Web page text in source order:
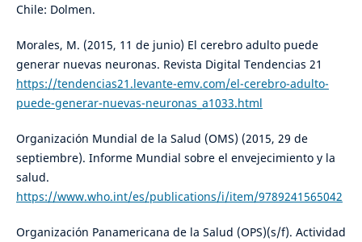
Chile: Dolmen.
Morales, M. (2015, 11 de junio) El cerebro adulto puede
generar nuevas neuronas. Revista Digital Tendencias 21
https://tendencias21.levante-emv.com/el-cerebro-adulto-
puede-generar-nuevas-neuronas_a1033.html
Organización Mundial de la Salud (OMS) (2015, 29 de
septiembre). Informe Mundial sobre el envejecimiento y la
salud.
https://www.who.int/es/publications/i/item/9789241565042
Organización Panamericana de la Salud (OPS)(s/f). Actividad